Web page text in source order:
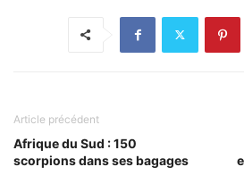
Article précédent
Afrique du Sud : 150
scorpions dans ses bagages